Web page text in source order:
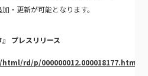
・更新が可能となります。
プレスリリース
rd/p/000000012.000018177.html